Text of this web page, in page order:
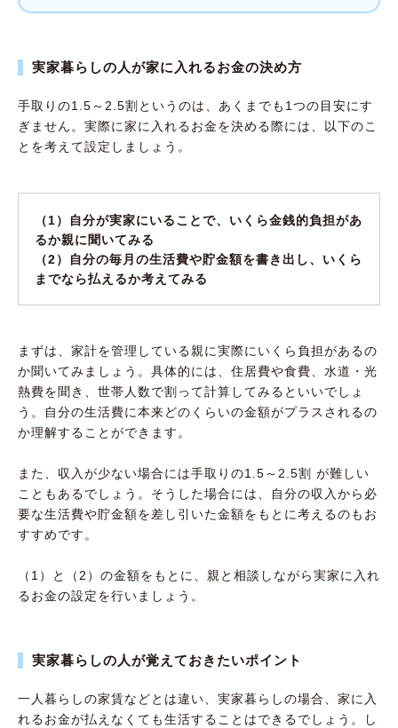
実家暮らしの人が家に入れるお金の決め方
手取りの1.5～2.5割というのは、あくまでも1つの目安にす
ぎません。実際に家に入れるお金を決める際には、以下のこ
とを考えて設定しましょう。
（1）自分が実家にいることで、いくら金銭的負担があ
るか親に聞いてみる
（2）自分の毎月の生活費や貯金額を書き出し、いくら
までなら払えるか考えてみる
まずは、家計を管理している親に実際にいくら負担があるの
か聞いてみましょう。具体的には、住居費や食費、水道・光
熱費を聞き、世帯人数で割って計算してみるといいでしょ
う。自分の生活費に本来どのくらいの金額がプラスされるの
か理解することができます。
また、収入が少ない場合には手取りの1.5～2.5割 が難しい
こともあるでしょう。そうした場合には、自分の収入から必
要な生活費や貯金額を差し引いた金額をもとに考えるのもお
すすめです。
（1）と（2）の金額をもとに、親と相談しながら実家に入れ
るお金の設定を行いましょう。
実家暮らしの人が覚えておきたいポイント
一人暮らしの家賃などとは違い、実家暮らしの場合、家に入
れるお金が払えなくても生活することはできるでしょう。し